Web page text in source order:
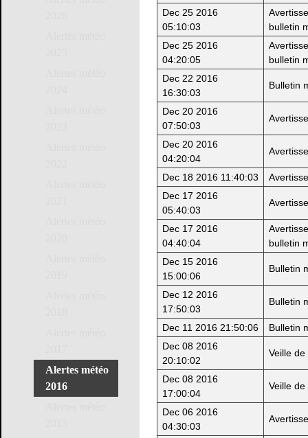
Dec 25 2016
05:10:03
bulletin
Dec 25 2016
04:20:05
bulletin
Dec 22 2016
16:30:03
Bulletin
Dec 20 2016
07:50:03
Dec 20 2016
04:20:04
Dec 18 2016 11:40:03
Dec 17 2016
05:40:03
Dec 17 2016
04:40:04
bulletin
Dec 15 2016
15:00:06
Bulletin
Dec 12 2016
17:50:03
Bulletin
Dec 11 2016 21:50:06
Bulletin
Dec 08 2016
20:10:02
Veille
Dec 08 2016
17:00:04
Veille
Dec 06 2016
04:30:03
Alertes météo
2016